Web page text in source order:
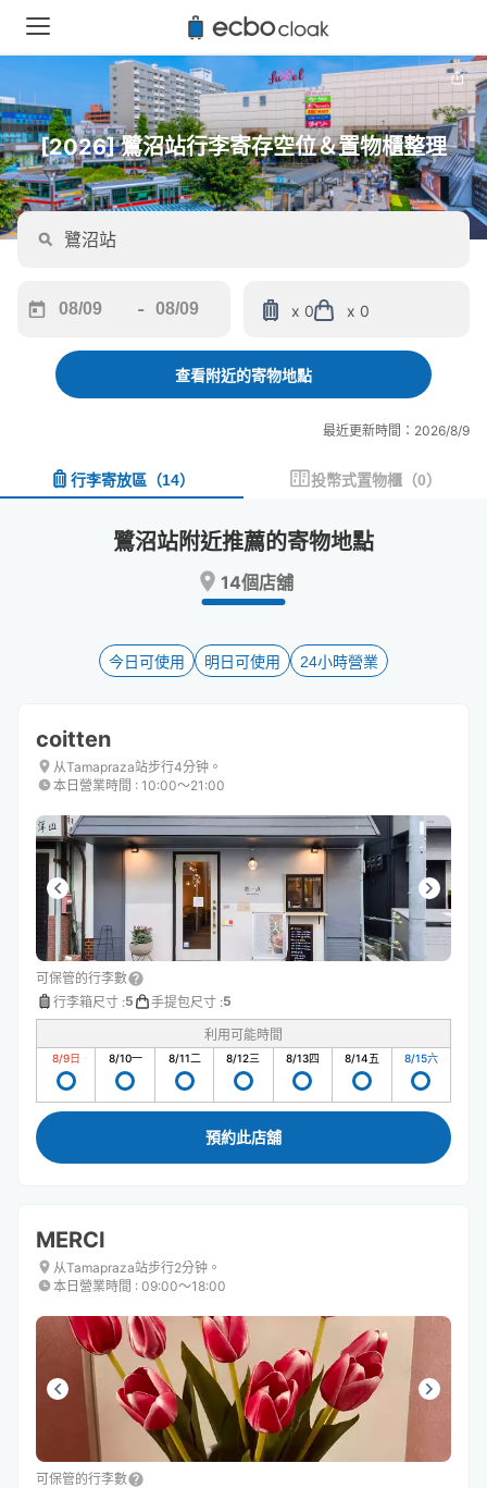
[2026] 鷺沼站行李寄存空位＆置物櫃整理
forward
interact
and
the
keyboard
shortcuts
for
changing
dates.
-
backward
interact
and
a
date.
key
to
shortcuts
for
changing
dates.
x 0 x 0
查看附近的寄物地點
最近更新時間：2026/8/9
行李寄放區 （14） 投幣式置物櫃 （0）
鷺沼站附近推薦的寄物地點
14個店舖
今日可使用 明日可使用 24小時營業
coitten
从Tamapraza站步行4分钟。
本日營業時間 : 10:00〜21:00
可保管的行李數
行李箱尺寸 :5 手提包尺寸 :5
利用可能時間
8/9日 8/10一 8/11二 8/12三 8/13四 8/14五 8/15六
預約此店舖
MERCI
从Tamapraza站步行2分钟。
本日營業時間 : 09:00〜18:00
可保管的行李數